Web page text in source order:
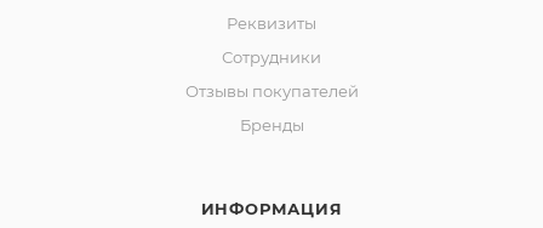
Реквизиты
Сотрудники
Отзывы покупателей
Бренды
ИНФОРМАЦИЯ